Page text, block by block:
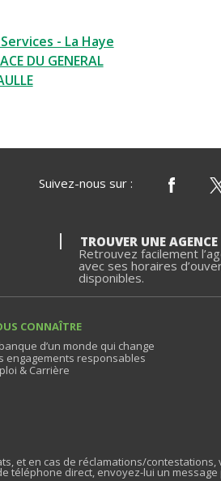
- La Haye
DU GENERAL
Suivez-nous sur :
TROUVER UNE AGENCE
Retrouvez facilement
avec ses horaires
disponibles.
CONNAÎTRE
d’un monde qui change
engagements responsables
& Carrière
et en cas de réclamations/
téléphone direct, envoyez-lui un